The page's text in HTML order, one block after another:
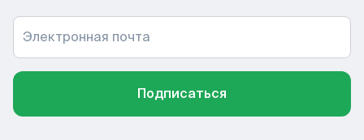
Электронная почта
Подписаться